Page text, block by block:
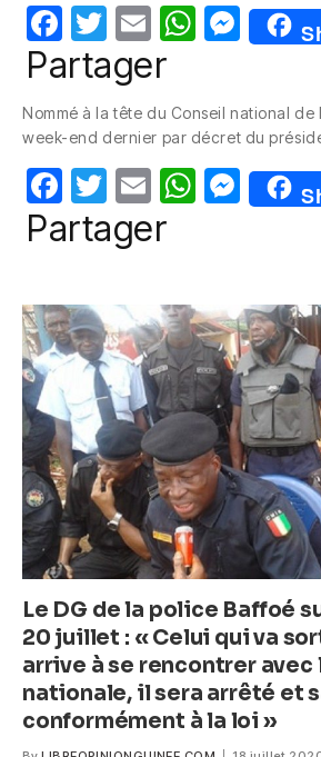
F
a
e
b
o
o
T
w
itt
er
E
m
W
s
A
p
M
e
e
n
g
Partager
Nommé à la tête du Conseil national
week-end dernier par décret du
F
a
b
o
o
k
T
w
itt
E
m
W
A
p
p
M
e
n
g
er
Partager
Le DG de la police Baffoé
20 juillet : « Celui qui va
arrive à se rencontrer avec
nationale, il sera arrêté et
conformément à la loi »